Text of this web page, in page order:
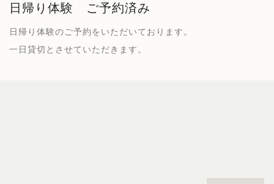
日帰り体験 ご予約済み
日帰り体験のご予約をいただいております。
一日貸切とさせていただきます。